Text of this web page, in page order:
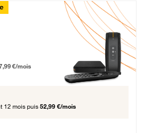
Fibre
12 mois puis 57,99 € par mois, Engagement 12 mois
€/mois
12 mois puis 52,99 €/mois